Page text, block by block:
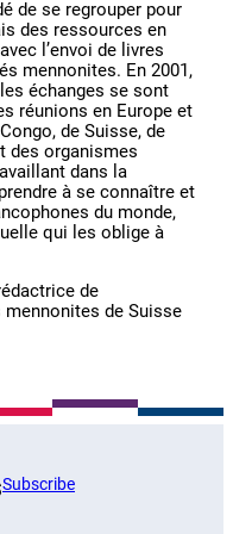
de se regrouper pour
des ressources en
l’envoi de livres
mennonites. En 2001,
échanges se sont
réunions en Europe et
de Suisse, de
des organismes
dans la
à se connaître et
du monde,
qui les oblige à
de
de Suisse
Subscribe